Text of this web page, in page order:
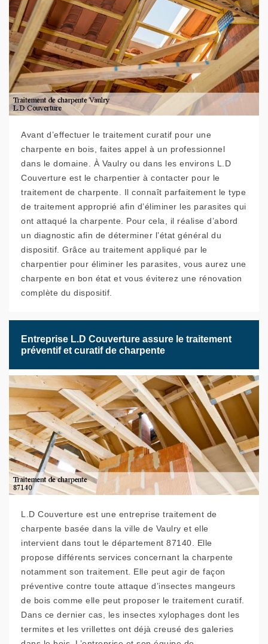
Avant d’effectuer le traitement curatif pour une
charpente en bois, faites appel à un professionnel
dans le domaine. À Vaulry ou dans les environs L.D
Couverture est le charpentier à contacter pour le
traitement de charpente. Il connaît parfaitement le type
de traitement approprié afin d’éliminer les parasites qui
ont attaqué la charpente. Pour cela, il réalise d’abord
un diagnostic afin de déterminer l’état général du
dispositif. Grâce au traitement appliqué par le
charpentier pour éliminer les parasites, vous aurez une
charpente en bon état et vous éviterez une rénovation
complète du dispositif.
Entreprise L.D Couverture assure le traitement
préventif et curatif de charpente
L.D Couverture est une entreprise traitement de
charpente basée dans la ville de Vaulry et elle
intervient dans tout le département 87140. Elle
propose différents services concernant la charpente
notamment son traitement. Elle peut agir de façon
préventive contre toute attaque d’insectes mangeurs
de bois comme elle peut proposer le traitement curatif.
Dans ce dernier cas, les insectes xylophages dont les
termites et les vrillettes ont déjà creusé des galeries